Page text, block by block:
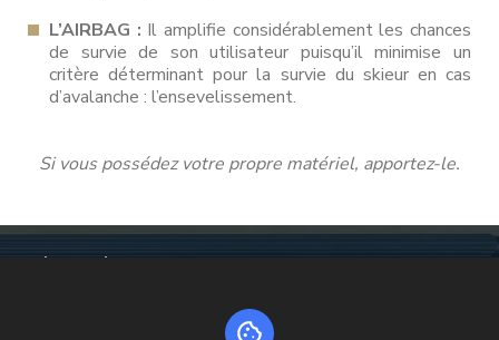
L’AIRBAG : Il amplifie considérablement les chances
de survie de son utilisateur puisqu’il minimise un
critère déterminant pour la survie du skieur en cas
d’avalanche : l’ensevelissement.
Si vous possédez votre propre matériel, apportez-le.
ÉQUIPEMENTS